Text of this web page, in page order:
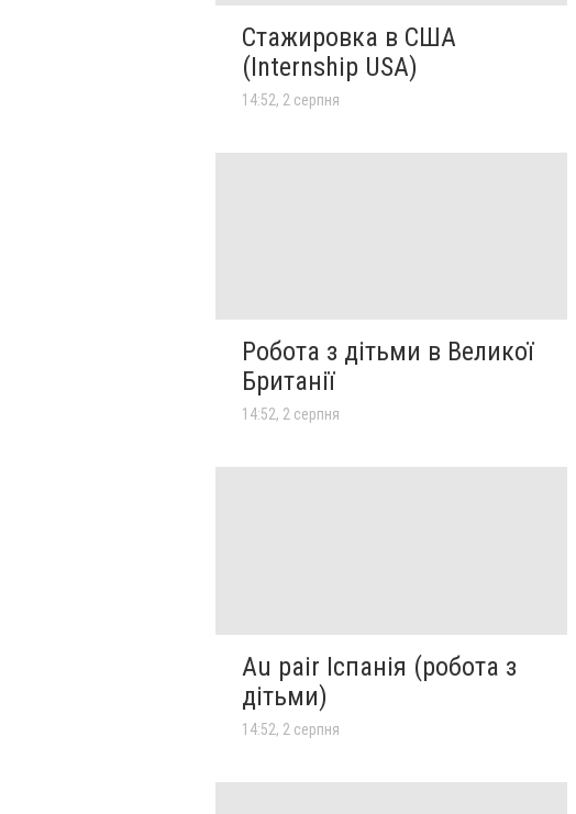
Стажировка в США
(Internship USA)
14:52, 2 серпня
Робота з дітьми в Великої
Британії
14:52, 2 серпня
Au pair Іспанія (робота з
дітьми)
14:52, 2 серпня